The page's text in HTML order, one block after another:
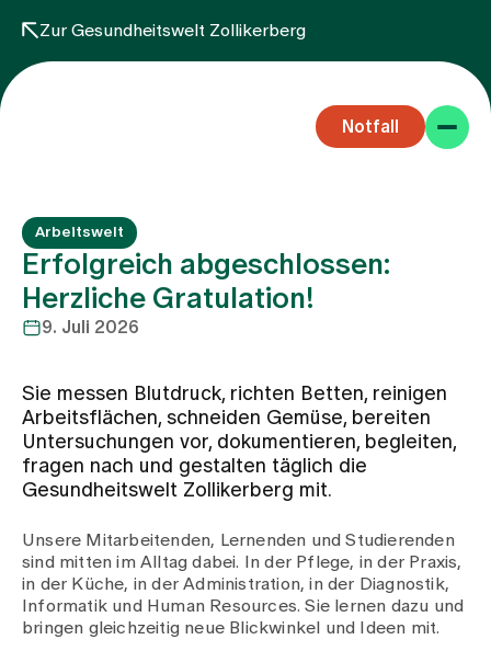
Zur Gesundheitswelt Zollikerberg
Notfall
Fachbereiche
Aufenthalt
Team
Zuweisende
Events
Arbeitswelt
Erfolgreich abgeschlossen:
Herzliche Gratulation!
9. Juli 2026
Sie messen Blutdruck, richten Betten, reinigen
Arbeitsflächen, schneiden Gemüse, bereiten
Untersuchungen vor, dokumentieren, begleiten,
fragen nach und gestalten täglich die
Gesundheitswelt Zollikerberg mit.
Unsere Mitarbeitenden, Lernenden und Studierenden
sind mitten im Alltag dabei. In der Pflege, in der Praxis,
in der Küche, in der Administration, in der Diagnostik,
Informatik und Human Resources. Sie lernen dazu und
bringen gleichzeitig neue Blickwinkel und Ideen mit.